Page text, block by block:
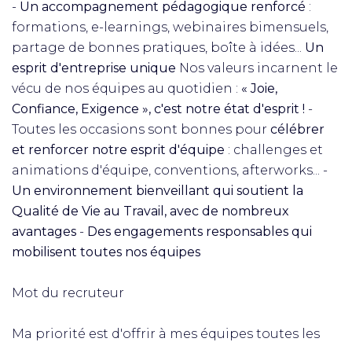
- Un accompagnement pédagogique renforcé :
formations, e-learnings, webinaires bimensuels,
partage de bonnes pratiques, boîte à idées... Un
esprit d'entreprise unique Nos valeurs incarnent le
vécu de nos équipes au quotidien : « Joie,
Confiance, Exigence », c'est notre état d'esprit ! -
Toutes les occasions sont bonnes pour célébrer
et renforcer notre esprit d'équipe : challenges et
animations d'équipe, conventions, afterworks... -
Un environnement bienveillant qui soutient la
Qualité de Vie au Travail, avec de nombreux
avantages - Des engagements responsables qui
mobilisent toutes nos équipes
Mot du recruteur
Ma priorité est d'offrir à mes équipes toutes les